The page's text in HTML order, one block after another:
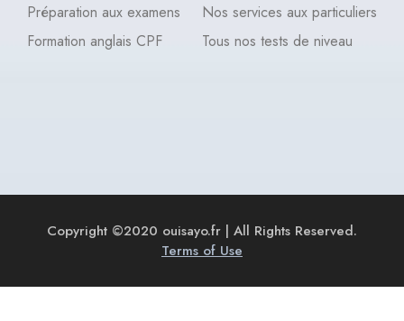
Préparation aux examens
Nos services aux particuliers
Formation anglais CPF
Tous nos tests de niveau
Copyright ©2020 ouisayo.fr | All Rights Reserved.
Terms of Use